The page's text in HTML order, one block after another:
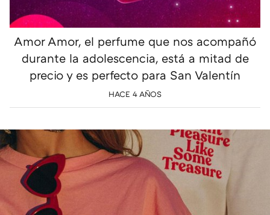
Amor Amor, el perfume que nos acompañó
durante la adolescencia, está a mitad de
precio y es perfecto para San Valentín
HACE 4 AÑOS